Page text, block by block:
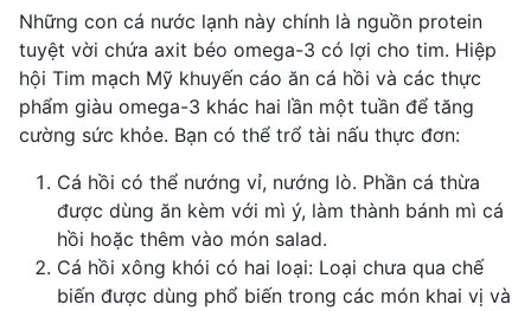
Những con cá nước lạnh này chính là nguồn protein
tuyệt vời chứa axit béo omega-3 có lợi cho tim. Hiệp
hội Tim mạch Mỹ khuyến cáo ăn cá hồi và các thực
phẩm giàu omega-3 khác hai lần một tuần để tăng
cường sức khỏe. Bạn có thể trổ tài nấu thực đơn:
Cá hồi có thể nướng vỉ, nướng lò. Phần cá thừa
được dùng ăn kèm với mì ý, làm thành bánh mì cá
hồi hoặc thêm vào món salad.
Cá hồi xông khói có hai loại: Loại chưa qua chế
biến được dùng phổ biến trong các món khai vị và